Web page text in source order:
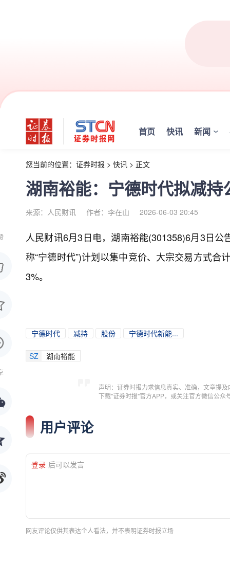
首页 快讯 新闻
您当前的位置： 证券时报 > 快讯 > 正文
湖南裕能：宁德时代拟减
来源：人民财讯 作者：李在山 2026-06-03 20:45
人民财讯6月3日电， 湖南裕能(301358)6月3日公
称“宁德时代”)计划以集中竞价、大宗交易方式
3%。
宁德时代 减持 股份 宁德时代新能...
SZ 湖南裕能
声明：证券时报力求信息真实、准确，文章提
下载"证券时报"官方APP，或关注官方微信公
用户评论
登录 后可以发言
网友评论仅供其表达个人看法，并不表明证券时报立场